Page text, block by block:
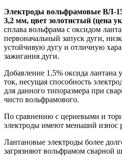
Электроды вольфрамовые ВЛ-
3,2 мм, цвет золотистый (цена
сплава вольфрама с оксидом
первоначальный запуск дуги,
устойчивую дугу и отличную
зажигания дуги.
Добавление 1,5% оксида лантана
ток, несущая способность
для данного типоразмера при
чисто вольфрамового.
По сравнению с цериевыми и
электроды имеют меньший износ
Лантановые электроды более
загрязняют вольфрамом сварной